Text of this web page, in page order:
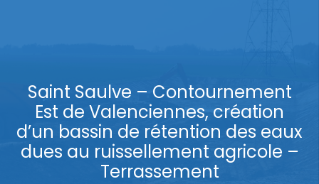
Saint Saulve – Contournement
Est de Valenciennes, création
d’un bassin de rétention des eaux
dues au ruissellement agricole –
Terrassement